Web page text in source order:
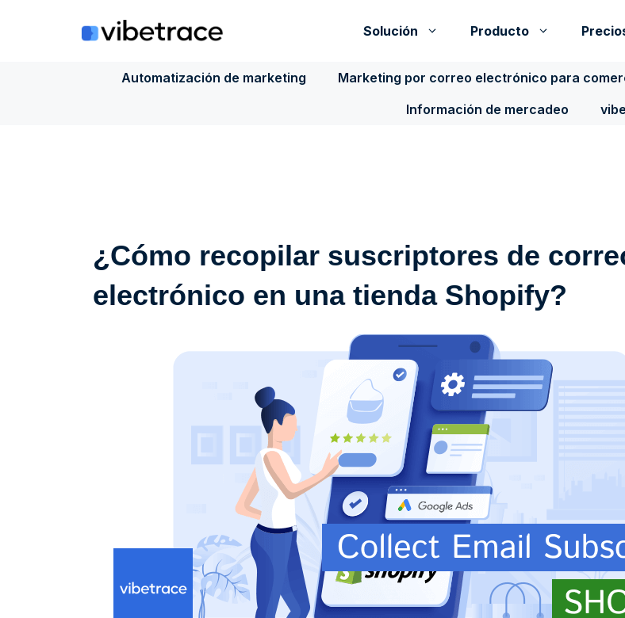
Solución Producto
Automatización de marketing Marketing por correo electrónico para
Información de mercadeo
¿Cómo recopilar suscriptores de
electrónico en una tienda Shopify?